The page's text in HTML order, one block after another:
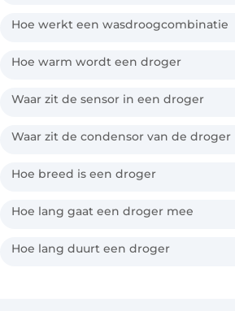
Hoe werkt een wasdroogcombinatie
Hoe warm wordt een droger
Waar zit de sensor in een droger
Waar zit de condensor van de droger
Hoe breed is een droger
Hoe lang gaat een droger mee
Hoe lang duurt een droger